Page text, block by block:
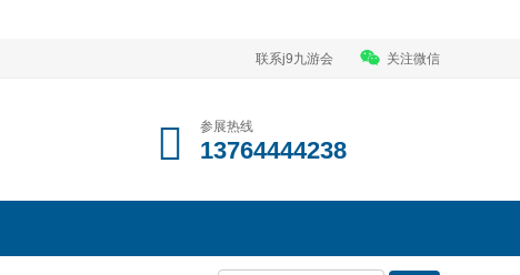
联系j9九游会 关注微信
参展热线
13764444238